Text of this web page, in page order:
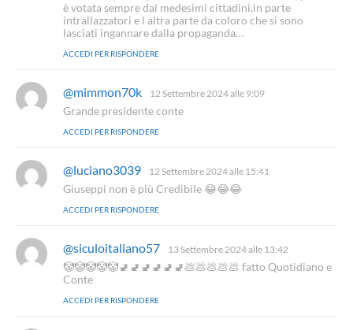
è votata sempre dai medesimi cittadini,in parte
intrallazzatori e l altra parte da coloro che si sono
lasciati ingannare dalla propaganda…
ACCEDI PER RISPONDERE
@mimmon70k
a
d
e
:
12 Settembre 2024 alle 9:09
Grande presidente conte
ACCEDI PER RISPONDERE
@luciano3039
a
d
e
o
:
12 Settembre 2024 alle 15:41
Giuseppi non è più Credibile 😂😂😂
ACCEDI PER RISPONDERE
@siculoitaliano57
a
d
13 Settembre 2024 alle 13:42
🤡🤡🤡🤡🤡🚽🚽🚽🚽🚽🚽💩💩💩💩💩 fatto Quotidiano e
Conte
ACCEDI PER RISPONDERE